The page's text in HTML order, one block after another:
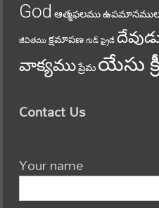
God ఆత్మఫలము
జీవితము క్షమాపణ గుడ్ ఫ్రైడే
వాక్యముప్రేమ యేసు
Contact Us
Your name